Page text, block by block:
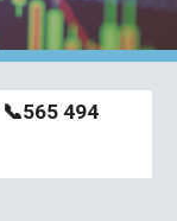
📞565 494